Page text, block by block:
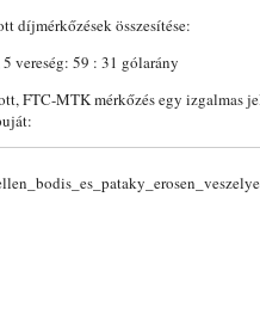
díjmérkőzések összesítése:
vereség: 59 : 31 gólarány
FTC-MTK mérkőzés egy izgalmas